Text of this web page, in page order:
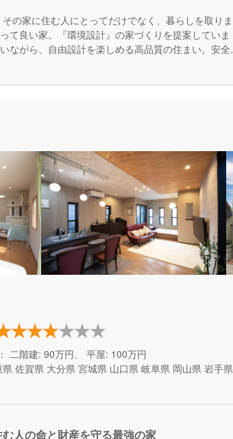
その家に住む人にとってだけでなく、暮らしを取りま
て良い家。『環境設計』の家づくりを提案していま
ながら、自由設計を楽しめる高品質の住まい。安全
二階建: 90万円、 平屋: 100万円
県 佐賀県 大分県 宮城県 山口県 岐阜県 岡山県 岩手県
人の命と財産を守る最強の家